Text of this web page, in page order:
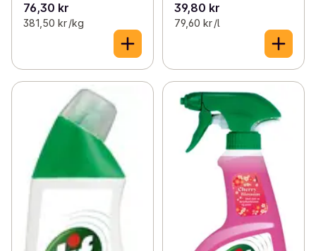
76,30 kr
381,50 kr /kg
39,80 kr
79,60 kr /l